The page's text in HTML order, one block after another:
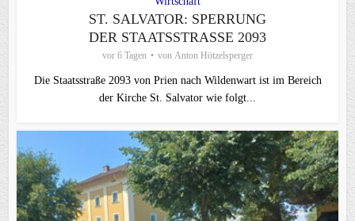
ST. SALVATOR: SPERRUNG
DER STAATSSTRASSE 2093
vor 6 Tagen von Anton Hötzelsperger
Die Staatsstraße 2093 von Prien nach Wildenwart ist im Bereich
der Kirche St. Salvator wie folgt...